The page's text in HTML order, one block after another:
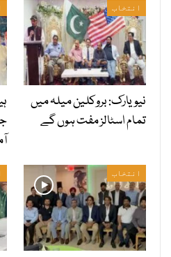
انتخاب
نیویارک: بروکلین میلہ میں
تمام اسٹالز مفت ہوں گے
انتخاب